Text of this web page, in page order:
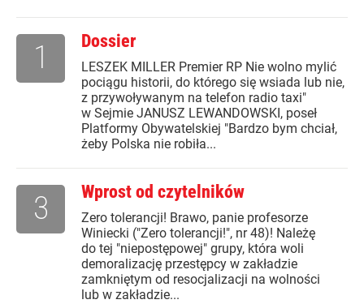
Dossier
LESZEK MILLER Premier RP Nie wolno mylić
pociągu historii, do którego się wsiada lub nie,
z przywoływanym na telefon radio taxi"
w Sejmie JANUSZ LEWANDOWSKI, poseł
Platformy Obywatelskiej "Bardzo bym chciał,
żeby Polska nie robiła...
1
Wprost od czytelników
Zero tolerancji! Brawo, panie profesorze
Winiecki ("Zero tolerancji!", nr 48)! Należę
do tej "niepostępowej" grupy, która woli
demoralizację przestępcy w zakładzie
zamkniętym od resocjalizacji na wolności
lub w zakładzie...
3